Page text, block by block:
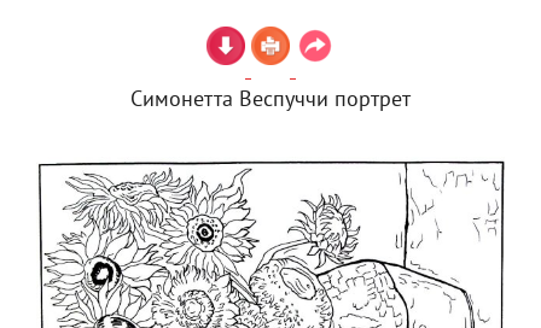
Симонетта Веспуччи портрет